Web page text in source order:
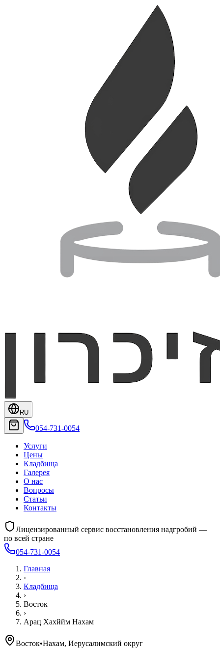
RU
054-731-0054
Услуги
Цены
Кладбища
Галерея
О нас
Вопросы
Статьи
Контакты
Лицензированный сервис восстановления надгробий —
по всей стране
054-731-0054
Главная
›
Кладбища
›
Восток
›
Арац Хахййм Нахам
Восток•Нахам, Иерусалимский округ